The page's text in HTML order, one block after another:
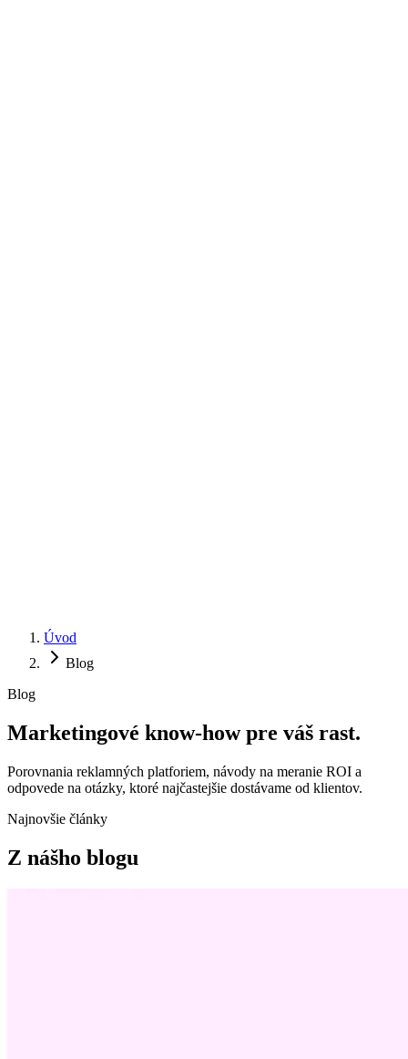
Úvod
Blog
Blog
Marketingové know-howpre váš rast.
Porovnania reklamných platforiem, návody na meranie ROI a
odpovede na otázky, ktoré najčastejšie dostávame od klientov.
Najnovšie články
Z nášho blogu